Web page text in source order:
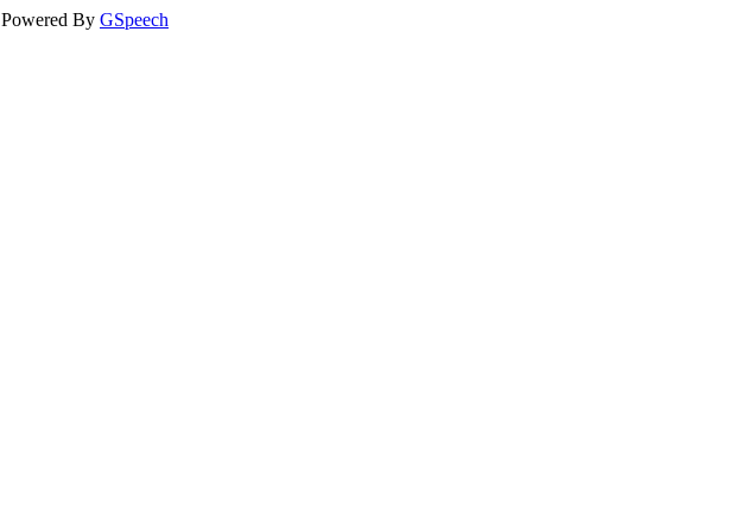
Powered By GSpeech